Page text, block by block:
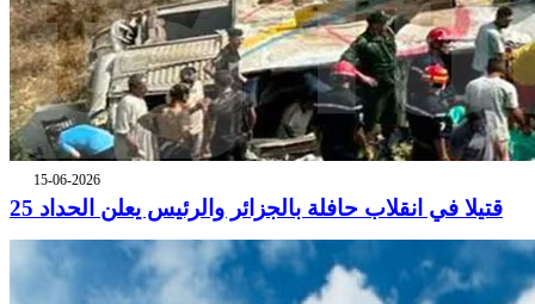
15-06-2026
25 قتيلا في انقلاب حافلة بالجزائر والرئيس يعلن الحداد